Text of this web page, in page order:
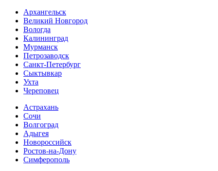
Архангельск
Великий Новгород
Вологда
Калининград
Мурманск
Петрозаводск
Санкт-Петербург
Сыктывкар
Ухта
Череповец
Астрахань
Сочи
Волгоград
Адыгея
Новороссийск
Ростов-на-Дону
Симферополь